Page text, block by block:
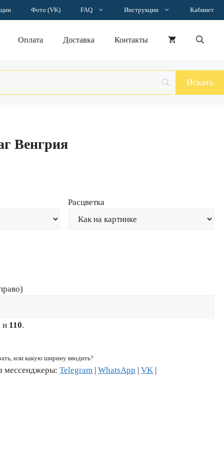
Фото (VK) FAQ Инструкции Кабинет
Оплата Доставка Контакты
Венгрия
Расцветка
и 110.
или какую ширину вводить?
мессенджеры:Telegram |WhatsApp |VK |
флаг